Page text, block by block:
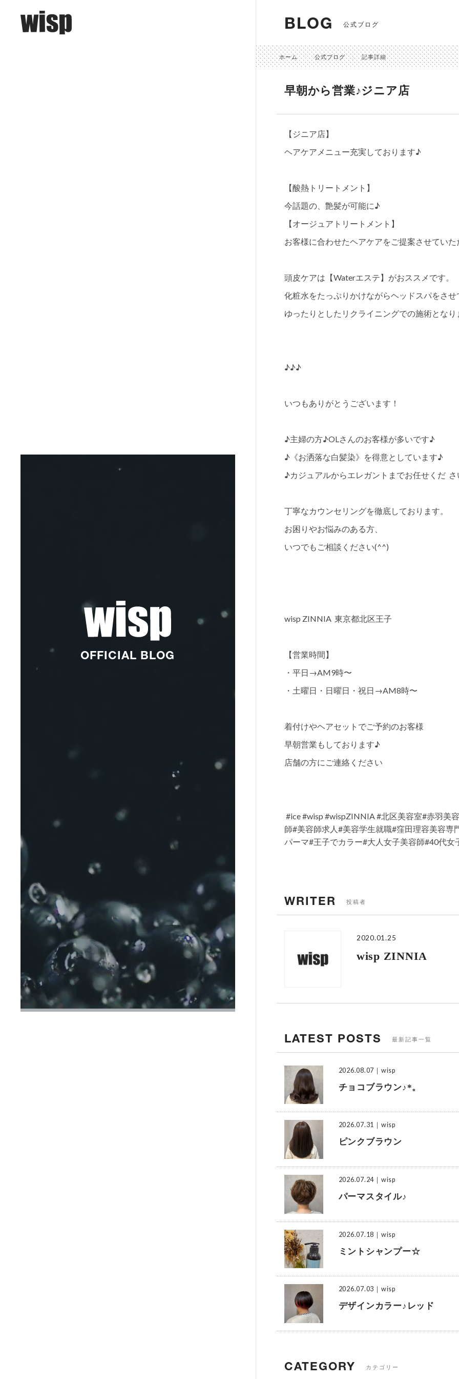
OFFICIAL BLOG
BLOG 公式ブログ
ホーム 公式ブログ 記事詳細
早朝から営業♪ジニア店
【ジニア店】
ヘアケアメニュー充実しております♪
【酸熱トリートメント】
今話題の、艶髪が可能に♪
【オージュアトリートメント】
お客様に合わせたヘアケアをご提案させていた
頭皮ケアは【Waterエステ】がおススメです。
化粧水をたっぷりかけながらヘッドスパをさ
ゆったりとしたリクライニングでの施術となり
♪♪♪
いつもありがとうございます！
♪主婦の方♪OLさんのお客様が多いです♪
♪《お洒落な白髪染》を得意としています♪
♪カジュアルからエレガントまでお任せくだ さ
丁寧なカウンセリングを徹底しております。
お困りやお悩みのある方、
いつでもご相談ください(^^)
wisp ZINNIA 東京都北区王子
【営業時間】
・平日→AM9時〜
・土曜日・日曜日・祝日→AM8時〜
着付けやヘアセットでご予約のお客様
早朝営業もしております♪
店舗の方にご連絡ください
#ice #wisp #wispZINNIA #北区美容室#赤羽美
師#美容師求人#美容学生就職#窪田理容美容
パーマ#王子でカラー#大人女子美容師#40代女
WRITER 投稿者
2020.01.25
wisp ZINNIA
LATEST POSTS 最新記事一覧
2026.08.07 ｜wisp
チョコブラウン♪*。
2026.07.31 ｜wisp
ピンクブラウン
2026.07.24 ｜wisp
パーマスタイル♪
2026.07.18 ｜wisp
ミントシャンプー☆
2026.07.03 ｜wisp
デザインカラー♪レッド
CATEGORY カテゴリー